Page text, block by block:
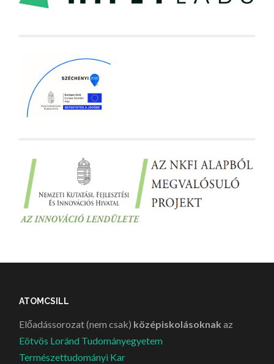
ATOMCSILL
Előadássorozat (nem csak) középiskolásoknak az
Eötvös Loránd Tudományegyetem
Természettudományi Kar